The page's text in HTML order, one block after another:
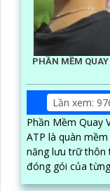
PHẦN MỀM
Lần xem:
Phần Mềm Quay
ATP là quàn
năng lưu trữ thôn
đóng gói của